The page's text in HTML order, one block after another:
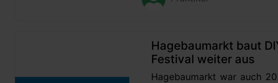
Hagebaumarkt baut
Festival weiter aus
Hagebaumarkt war auch